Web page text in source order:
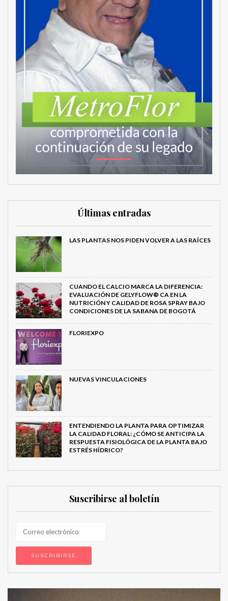
Últimas entradas
LAS PLANTAS NOS PIDEN VOLVER A LAS RAÍCES
CUANDO EL CALCIO MARCA LA DIFERENCIA:
EVALUACIÓN DE GELYFLOW® CA EN LA
NUTRICIÓN Y CALIDAD DE ROSA SPRAY BAJO
CONDICIONES DE LA SABANA DE BOGOTÁ
FLORIEXPO
NUEVAS VINCULACIONES
ENTENDIENDO LA PLANTA PARA OPTIMIZAR
LA CALIDAD FLORAL: ¿CÓMO SE ANTICIPA LA
RESPUESTA FISIOLÓGICA DE LA PLANTA BAJO
ESTRÉS HÍDRICO?
Suscribirse al boletín